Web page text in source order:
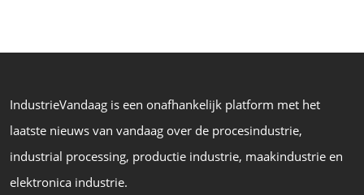
IndustrieVandaag is een onafhankelijk platform met het
laatste nieuws van vandaag over de procesindustrie,
industrial processing, productie industrie, maakindustrie en
elektronica industrie.